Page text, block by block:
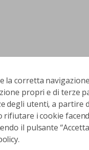
la corretta
propri e di terze
degli utenti, a partire
i cookie
il pulsante